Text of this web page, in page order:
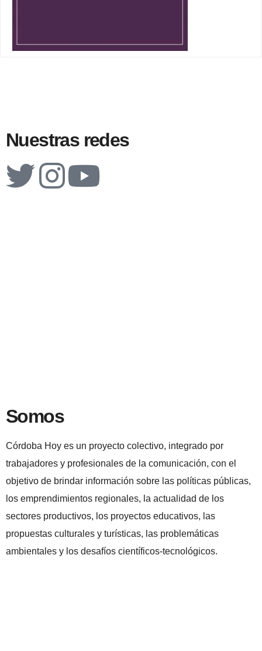
Nuestras redes
Somos
Córdoba Hoy es un proyecto colectivo, integrado por
trabajadores y profesionales de la comunicación, con el
objetivo de brindar información sobre las políticas públicas,
los emprendimientos regionales, la actualidad de los
sectores productivos, los proyectos educativos, las
propuestas culturales y turísticas, las problemáticas
ambientales y los desafíos científicos-tecnológicos.